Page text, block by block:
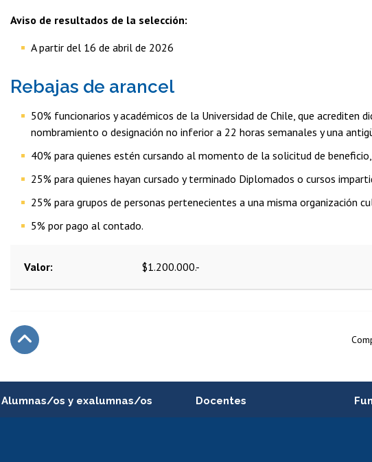
Aviso de resultados de la selección:
A partir del 16 de abril de 2026
Rebajas de arancel
50% funcionarios y académicos de la Universidad de Chile, que acrediten
nombramiento o designación no inferior a 22 horas semanales y una
40% para quienes estén cursando al momento de la solicitud de
25% para quienes hayan cursado y terminado Diplomados o cursos
25% para grupos de personas pertenecientes a una misma organización
5% por pago al contado.
Valor $1.200.000.-
Alumnas/os y exalumnas/os Docentes